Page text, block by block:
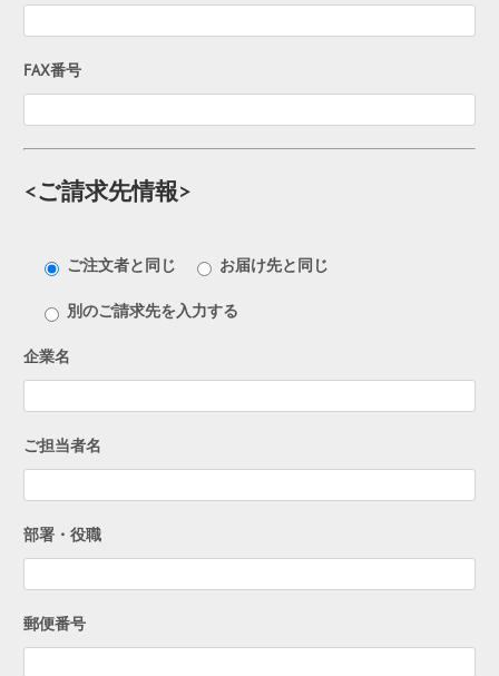
FAX番号
<ご請求先情報>
ご注文者と同じ お届け先と同じ
別のご請求先を入力する
企業名
ご担当者名
部署・役職
郵便番号